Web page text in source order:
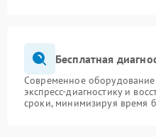
Бесплатная
Современное
экспресс-диагностику и
сроки, минимизируя время